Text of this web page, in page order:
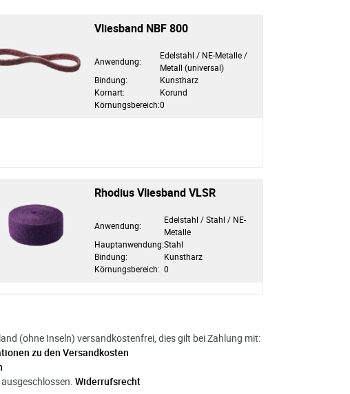
Vliesband NBF 800
Anwendung:
Edelstahl / NE-Metalle /
Metall (universal)
Bindung:
Kunstharz
Kornart:
Korund
Körnungsbereich:0
Rhodius Vliesband VLSR
Anwendung:
Edelstahl / Stahl / NE-
Metalle
Hauptanwendung:Stahl
Bindung:
Kunstharz
Körnungsbereich: 0
(ohne Inseln) versandkostenfrei, dies gilt bei Zahlung mit:
zu den Versandkosten
Widerrufsrecht